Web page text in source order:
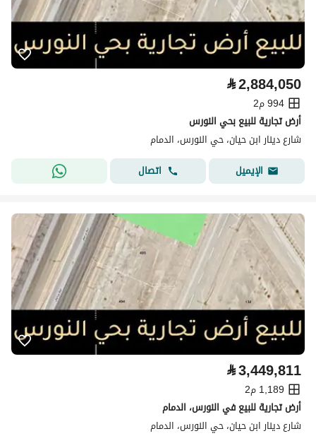
⃁2,884,050
994 م2
أرض تجارية للبيع بحي النورس
شارع دينار ابن حيان، حي النورس، الدمام
الإيميل
اتصال
⃁3,449,811
1,189 م2
أرض تجارية للبيع في النورس، الدمام
شارع دينار ابن حيان، حي النورس، الدمام